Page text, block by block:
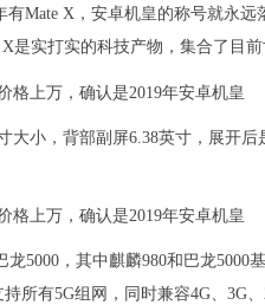
有Mate X，安卓机皇的称号就永
是实打实的科技产物，集合了目
大小，背部副屏6.38英寸，展开
5000，其中麒麟980和巴龙5000
所有5G组网，同时兼容4G、3G、